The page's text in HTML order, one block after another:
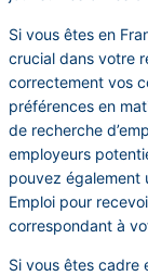
Si vous êtes en
crucial dans votre
correctement vos
préférences en
de recherche
employeurs
pouvez également
Emploi pour
correspondant à
Si vous êtes cadre